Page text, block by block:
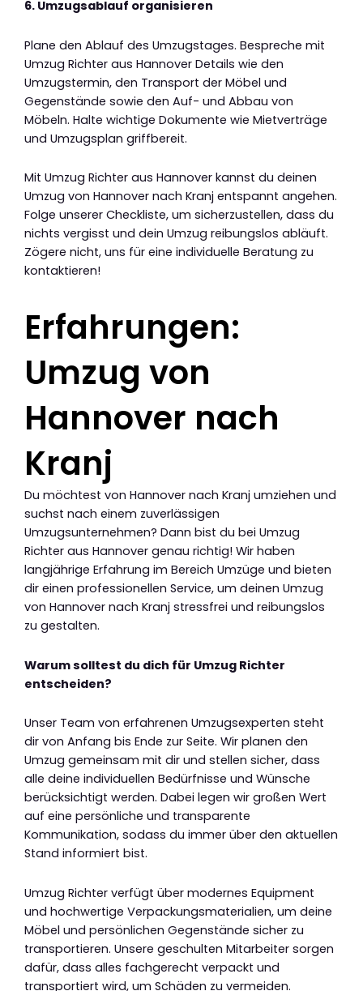
6. Umzugsablauf organisieren
Plane den Ablauf des Umzugstages. Bespreche mit
Umzug Richter aus Hannover Details wie den
Umzugstermin, den Transport der Möbel und
Gegenstände sowie den Auf- und Abbau von
Möbeln. Halte wichtige Dokumente wie Mietverträge
und Umzugsplan griffbereit.
Mit Umzug Richter aus Hannover kannst du deinen
Umzug von Hannover nach Kranj entspannt angehen.
Folge unserer Checkliste, um sicherzustellen, dass du
nichts vergisst und dein Umzug reibungslos abläuft.
Zögere nicht, uns für eine individuelle Beratung zu
kontaktieren!
Erfahrungen:
Umzug von
Hannover nach
Kranj
Du möchtest von Hannover nach Kranj umziehen und
suchst nach einem zuverlässigen
Umzugsunternehmen? Dann bist du bei Umzug
Richter aus Hannover genau richtig! Wir haben
langjährige Erfahrung im Bereich Umzüge und bieten
dir einen professionellen Service, um deinen Umzug
von Hannover nach Kranj stressfrei und reibungslos
zu gestalten.
Warum solltest du dich für Umzug Richter
entscheiden?
Unser Team von erfahrenen Umzugsexperten steht
dir von Anfang bis Ende zur Seite. Wir planen den
Umzug gemeinsam mit dir und stellen sicher, dass
alle deine individuellen Bedürfnisse und Wünsche
berücksichtigt werden. Dabei legen wir großen Wert
auf eine persönliche und transparente
Kommunikation, sodass du immer über den aktuellen
Stand informiert bist.
Umzug Richter verfügt über modernes Equipment
und hochwertige Verpackungsmaterialien, um deine
Möbel und persönlichen Gegenstände sicher zu
transportieren. Unsere geschulten Mitarbeiter sorgen
dafür, dass alles fachgerecht verpackt und
transportiert wird, um Schäden zu vermeiden.